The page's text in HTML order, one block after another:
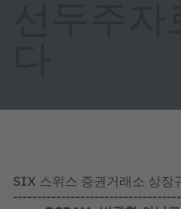
SIX 스위스 증권거래소 상장